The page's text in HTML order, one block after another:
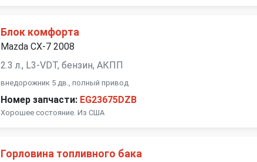
Блок комфорта
Mazda CX-7 2008
2.3 л., L3-VDT, бензин, АКПП
внедорожник 5 дв., полный привод
Номер запчасти: EG23675DZB
Хорошее состояние. Из США
Горловина топливного бака